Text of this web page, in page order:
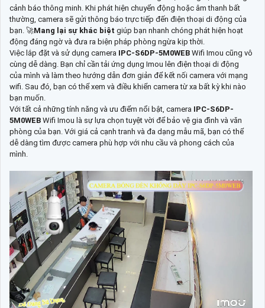
cảnh báo thông minh. Khi phát hiện chuyển động hoặc âm thanh bất
thường, camera sẽ gửi thông báo trực tiếp đến điện thoại di động của
bạn. 🚀Mang lại sự khác biệt giúp bạn nhanh chóng phát hiện hoạt
động đáng ngờ và đưa ra biện pháp phòng ngừa kịp thời.
Việc lắp đặt và sử dụng camera IPC-S6DP-5M0WEB Wifi Imou cũng vô
cùng dễ dàng. Bạn chỉ cần tải ứng dụng Imou lên điện thoại di động
của mình và làm theo hướng dẫn đơn giản để kết nối camera với mạng
wifi. Sau đó, bạn có thể xem và điều khiển camera từ xa bất kỳ khi nào
bạn muốn.
Với tất cả những tính năng và ưu điểm nổi bật, camera IPC-S6DP-
5M0WEB Wifi Imou là sự lựa chọn tuyệt vời để bảo vệ gia đình và văn
phòng của bạn. Với giá cả cạnh tranh và đa dạng mẫu mã, bạn có thể
dễ dàng tìm được camera phù hợp với nhu cầu và phong cách của
mình.